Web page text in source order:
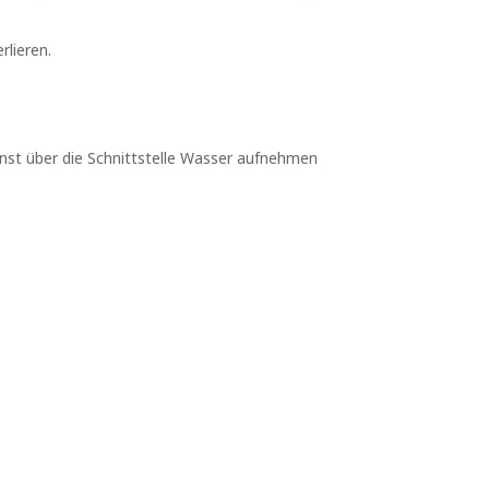
über die Schnittstelle Wasser aufnehmen